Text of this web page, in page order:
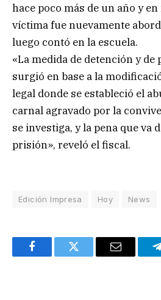
hace poco más de un año y
víctima fue nuevamente
luego contó en la escuela.
«La medida de detención y
surgió en base a la
legal donde se estableció el
carnal agravado por la
se investiga, y la pena que va
prisión», reveló el fiscal.
Edición Impresa Hoy News
FacebookTwitter Email